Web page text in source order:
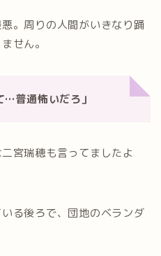
。周りの人間がいきなり踊
せん。
…普通怖いだろ」
宮瑞穂も言ってましたよ
る後ろで、団地のベランダ